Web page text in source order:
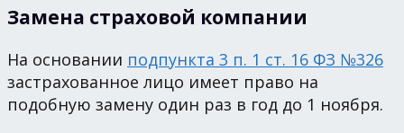
Замена страховой компании
На основании подпункта 3 п. 1 ст. 16 ФЗ №326
застрахованное лицо имеет право на
подобную замену один раз в год до 1 ноября.